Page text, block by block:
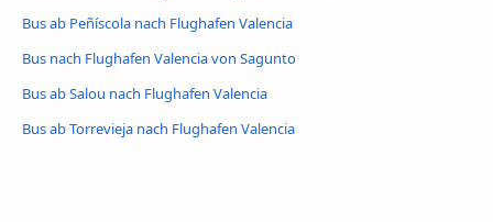
Bus ab Peñíscola nach Flughafen Valencia
Bus nach Flughafen Valencia von Sagunto
Bus ab Salou nach Flughafen Valencia
Bus ab Torrevieja nach Flughafen Valencia